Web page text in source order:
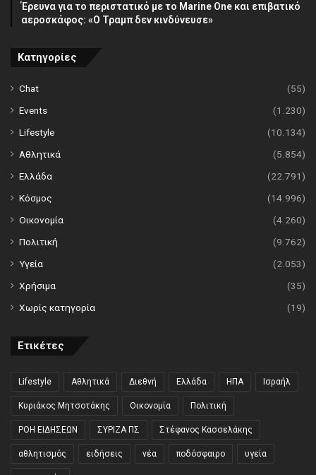
Έρευνα για το περιστατικό με το Marine One και επιβατικό
αεροσκάφος: «Ο Τραμπ δεν κινδύνευσε»
Κατηγορίες
Chat
(55)
Events
(1.230)
Lifestyle
(10.134)
Αθλητικά
(5.854)
Ελλάδα
(22.791)
Κόσμος
(14.996)
Οικονομία
(4.260)
Πολιτική
(9.762)
Υγεία
(2.053)
Χρήσιμα
(35)
Χωρίς κατηγορία
(19)
Ετικέτες
Lifestyle Αθλητικά Διεθνή Ελλάδα ΗΠΑ Ισραήλ
Κυριάκος Μητσοτάκης Οικονομία Πολιτική
ΡΟΗ ΕΙΔΗΣΕΩΝ ΣΥΡΙΖΑ ΠΣ Στέφανος Κασσελάκης
αθλητισμός ειδήσεις νέα ποδόσφαιρο υγεία